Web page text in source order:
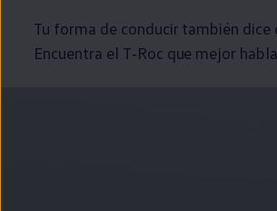
Tu forma de conducir también dice
Encuentra el T‑Roc que mejor